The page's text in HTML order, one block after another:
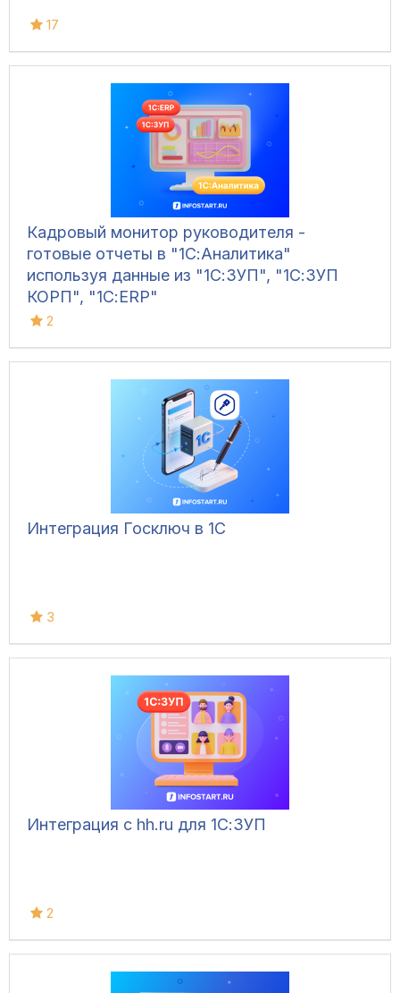
17
Кадровый монитор руководителя -
готовые отчеты в "1С:Аналитика"
используя данные из "1С:ЗУП", "1С:ЗУП
КОРП", "1С:ERP"
2
Интеграция Госключ в 1С
3
Интеграция с hh.ru для 1С:ЗУП
2